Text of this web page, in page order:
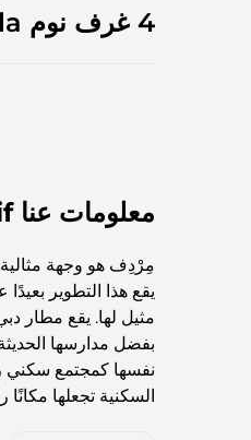
4 غرف نوم Villa
معلومات عنا Mirdif
مِرْدِف هو وجهة
يقع هذا التطوير
مثيل لها. يقع مطار
نفسها كمجتمع سكني
السكنية تجعلها مكانًا